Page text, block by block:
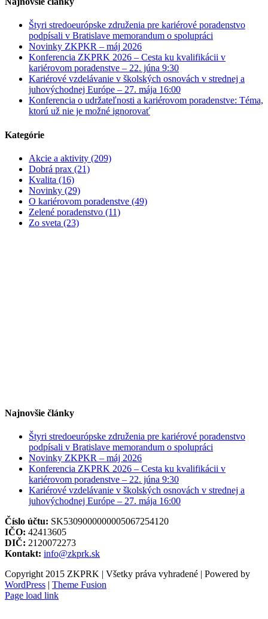
Štyri stredoeurópske združenia pre kariérové poradenstvo
podpísali v Bratislave memorandum o spolupráci
Novinky ZKPKR – máj 2026
Konferencia ZKPRK 2026 – Cesta ku kvalifikácii v
kariérovom poradenstve – 22. júna 9:30
Kariérové vzdelávanie v školských osnovách v strednej a
juhovýchodnej Európe – 27. mája 16:00
Konferencia o udržateľnosti a kariérovom poradenstve: Téma,
ktorú už nie je možné ignorovať
Kategórie
Akcie a aktivity (209)
Dobrá prax (21)
Kvalita (16)
Novinky (29)
O kariérovom poradenstve (49)
Zelené poradenstvo (11)
Zo sveta (23)
Najnovšie články
Štyri stredoeurópske združenia pre kariérové poradenstvo
podpísali v Bratislave memorandum o spolupráci
Novinky ZKPKR – máj 2026
Konferencia ZKPRK 2026 – Cesta ku kvalifikácii v
kariérovom poradenstve – 22. júna 9:30
Kariérové vzdelávanie v školských osnovách v strednej a
juhovýchodnej Európe – 27. mája 16:00
Číslo účtu: SK5309000000005067254120
IČO: 42413605
DIČ: 2120072273
Kontakt: info@zkprk.sk
Copyright 2015 ZKPRK | Všetky práva vyhradené | Powered by
WordPress | Theme Fusion
Page load link